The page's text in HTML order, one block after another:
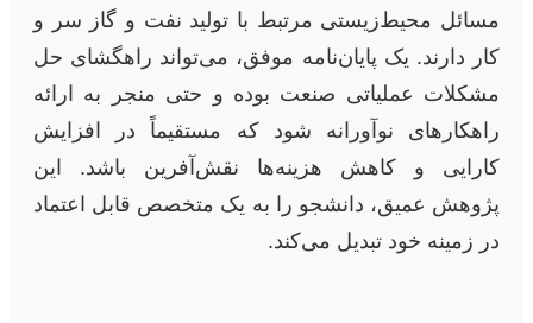
مسائل محیط‌زیستی مرتبط با تولید نفت و گاز سر و
کار دارند. یک پایان‌نامه موفق، می‌تواند راهگشای حل
مشکلات عملیاتی صنعت بوده و حتی منجر به ارائه
راهکارهای نوآورانه شود که مستقیماً در افزایش
کارایی و کاهش هزینه‌ها نقش‌آفرین باشد. این
پژوهش عمیق، دانشجو را به یک متخصص قابل اعتماد
در زمینه خود تبدیل می‌کند.